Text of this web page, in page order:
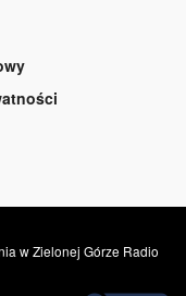
w Zielonej Górze Radio